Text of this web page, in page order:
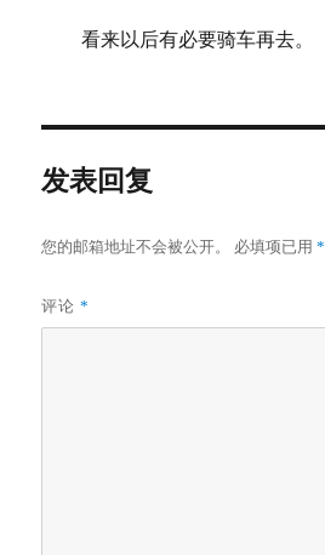
看来以后有必要骑车再去。
发表回复
您的邮箱地址不会被公开。 必填项已用*
评论*